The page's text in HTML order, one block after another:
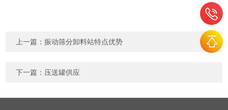
上一篇：振动筛分卸料站特点优势
下一篇： 压送罐供应